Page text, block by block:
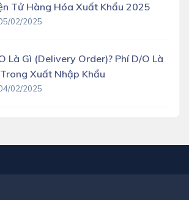
Tử Hàng Hóa Xuất Khẩu 2025
02/2025
Là Gì (delivery Order)? Phí D/O Là
Xuất Nhập Khẩu
02/2025